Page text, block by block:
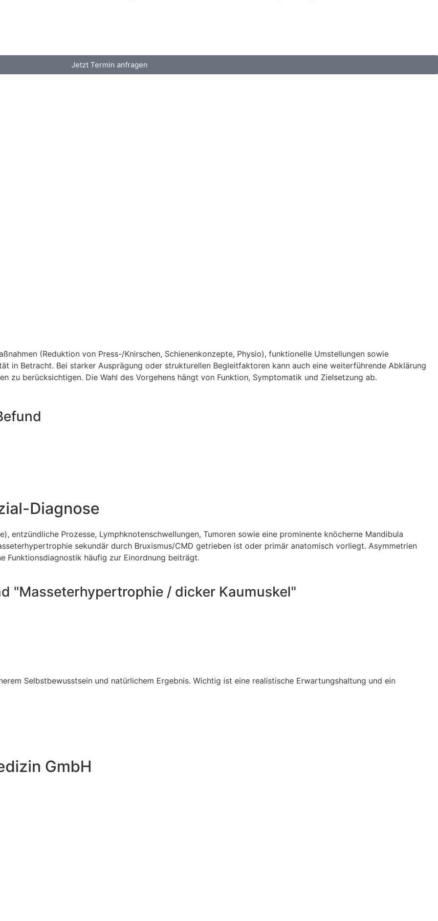
Jetzt Termin anfragen
(Reduktion von Press-/Knirschen, Schienenkonzepte, Physio), funktionelle Umstellungen sowie
in Betracht. Bei starker Ausprägung oder strukturellen Begleitfaktoren kann auch eine weiterführende Abklärung
zu berücksichtigen. Die Wahl des Vorgehens hängt von Funktion, Symptomatik und Zielsetzung ab.
Diagnose
entzündliche Prozesse, Lymphknotenschwellungen, Tumoren sowie eine prominente knöcherne Mandibula
sekundär durch Bruxismus/CMD getrieben ist oder primär anatomisch vorliegt. Asymmetrien
Funktionsdiagnostik häufig zur Einordnung beiträgt.
"Masseterhypertrophie / dicker Kaumuskel"
Selbstbewusstsein und natürlichem Ergebnis. Wichtig ist eine realistische Erwartungshaltung und ein
GmbH